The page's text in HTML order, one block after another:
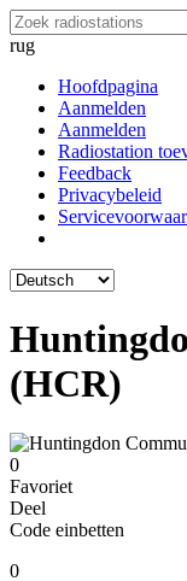
rug
Hoofdpagina
Aanmelden
Aanmelden
Radiostation
Feedback
Privacybeleid
(HCR)
0
Favoriet
Deel
Code einbetten
0